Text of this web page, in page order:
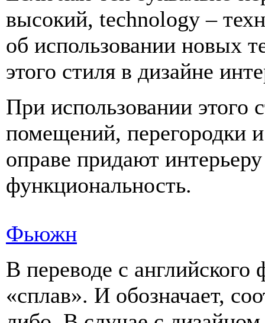
высокий, technology –
об использовании новых
этого стиля в дизайне
При использовании этого
помещений, перегородки
оправе придают
функциональность.
Фьюжн
В переводе с
«сплав». И обозначает,